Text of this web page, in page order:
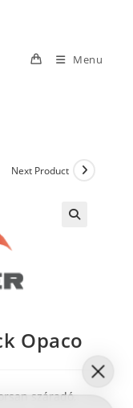
Menu
Next Product
Opaco
száradó,